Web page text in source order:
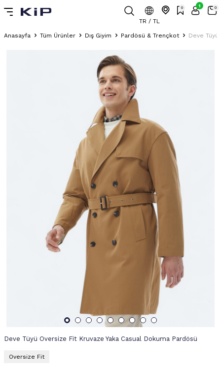
TR / TL
0 1 0
Anasayfa Tüm Ürünler Dış Giyim Pardösü & Trençkot Deve
Deve Tüyü Oversize Fit Kruvaze Yaka Casual Dokuma Pardösü
Oversize Fit